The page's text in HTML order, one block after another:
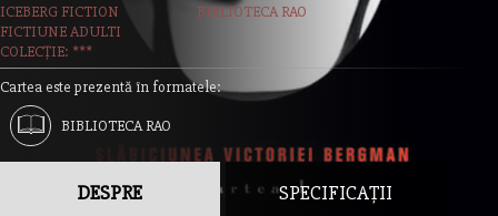
ICEBERG FICTION
BIBLIOTECA RAO
FICTIUNE ADULTI
COLECȚIE: ***
Cartea este prezentă în formatele:
BIBLIOTECA RAO
DESPRE SPECIFICAȚII